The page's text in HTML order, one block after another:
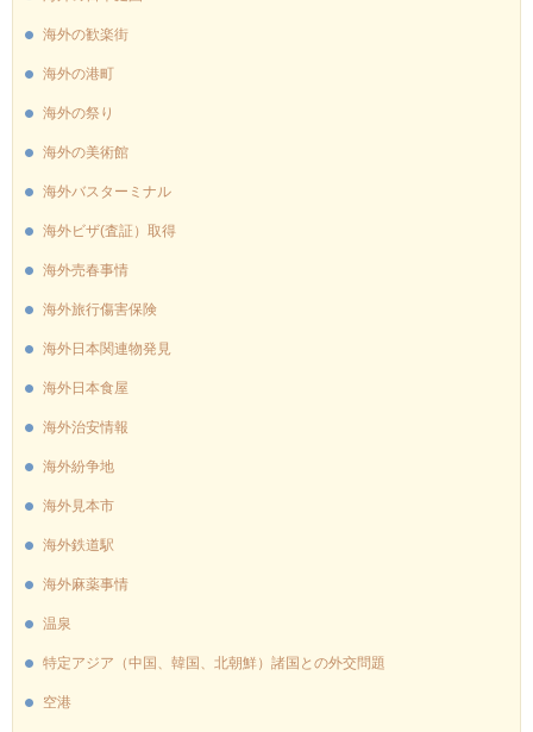
海外の歓楽街
海外の港町
海外の祭り
海外の美術館
海外バスターミナル
海外ビザ(査証）取得
海外売春事情
海外旅行傷害保険
海外日本関連物発見
海外日本食屋
海外治安情報
海外紛争地
海外見本市
海外鉄道駅
海外麻薬事情
温泉
特定アジア（中国、韓国、北朝鮮）諸国との外交問題
空港